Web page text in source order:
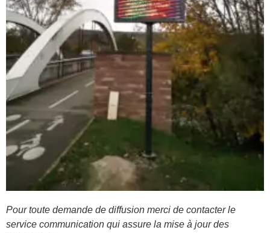
Pour toute demande de diffusion merci de contacter le
service communication qui assure la mise à jour des